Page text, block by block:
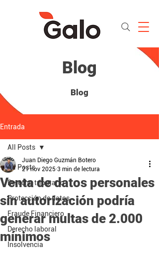
Blog
Blog
Entrada
All Posts
Derecho tributario
Protección de datos
Fraude Financiero
Derecho laboral
Insolvencia
All Posts
Venta de datos personales
sin autorización podría
generar multas de 2.000
mínimos
Juan Diego Guzmán Botero
21 nov 2025 3 min de lectura